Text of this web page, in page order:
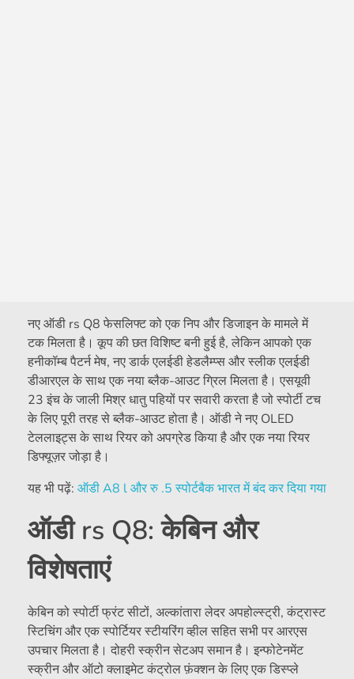
नए ऑडी rs Q8 फेसलिफ्ट को एक निप और डिजाइन के मामले में
टक मिलता है। कूप की छत विशिष्ट बनी हुई है, लेकिन आपको एक
हनीकॉम्ब पैटर्न मेष, नए डार्क एलईडी हेडलैम्प्स और स्लीक एलईडी
डीआरएल के साथ एक नया ब्लैक-आउट ग्रिल मिलता है। एसयूवी
23 इंच के जाली मिश्र धातु पहियों पर सवारी करता है जो स्पोर्टी टच
के लिए पूरी तरह से ब्लैक-आउट होता है। ऑडी ने नए OLED
टेललाइट्स के साथ रियर को अपग्रेड किया है और एक नया रियर
डिफ्यूज़र जोड़ा है।
यह भी पढ़ें: ऑडीA8 lऔररु .5स्पोर्टबैक भारत में बंद कर दिया गया
ऑडी rs Q8: केबिन और
विशेषताएं
केबिन को स्पोर्टी फ्रंट सीटों, अल्कांतारा लेदर अपहोल्स्ट्री, कंट्रास्ट
स्टिचिंग और एक स्पोर्टियर स्टीयरिंग व्हील सहित सभी पर आरएस
उपचार मिलता है। दोहरी स्क्रीन सेटअप समान है। इन्फोटेनमेंट
स्क्रीन और ऑटो क्लाइमेट कंट्रोल फ़ंक्शन के लिए एक डिस्प्ले